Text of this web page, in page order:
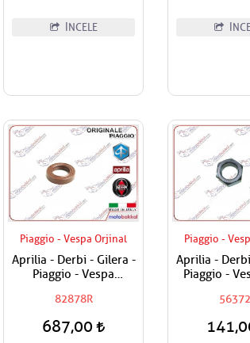
İNCELE
Piaggio - Vespa Orjinal
Aprilia - Derbi - Gilera -
Piaggio - Vespa
Şanzuman Keçesi
82878R
687,00
Piaggio -
Aprilia -
Piaggio -
Tekerlek